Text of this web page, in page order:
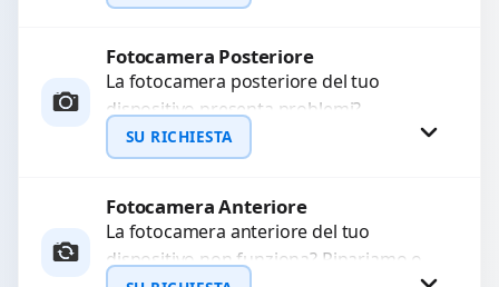
mesi....
Richiedi Preventivo
WhatsApp
Fotocamera Posteriore
La fotocamera posteriore del tuo
dispositivo presenta problemi?
Interveniamo per risolvere guasti come
immagini sfocate, messa a fuoco non
SU RICHIESTA
Richiedi Preventivo
WhatsApp
Fotocamera Anteriore
La fotocamera anteriore del tuo
dispositivo non funziona? Ripariamo o